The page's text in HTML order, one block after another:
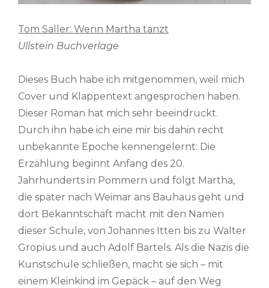
Tom Saller: Wenn Martha tanzt
Ullstein Buchverlage
Dieses Buch habe ich mitgenommen, weil mich
Cover und Klappentext angesprochen haben.
Dieser Roman hat mich sehr beeindruckt.
Durch ihn habe ich eine mir bis dahin recht
unbekannte Epoche kennengelernt: Die
Erzählung beginnt Anfang des 20.
Jahrhunderts in Pommern und folgt Martha,
die später nach Weimar ans Bauhaus geht und
dort Bekanntschaft macht mit den Namen
dieser Schule, von Johannes Itten bis zu Walter
Gropius und auch Adolf Bartels. Als die Nazis die
Kunstschule schließen, macht sie sich – mit
einem Kleinkind im Gepäck – auf den Weg